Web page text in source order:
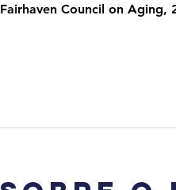
Fairhaven Council on Aging,